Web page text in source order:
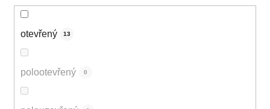
otevřený 13
polootevřený 0